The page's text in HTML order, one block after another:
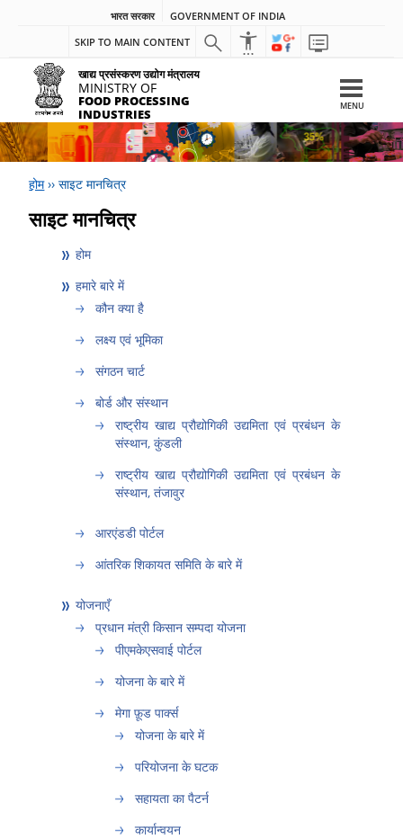
भारत सरकार
GOVERNMENT OF INDIA
SKIP TO MAIN CONTENT
खाद्य प्रसंस्करण उद्योग मंत्रालय
MINISTRY OF
FOOD PROCESSING
INDUSTRIES
MENU
होम››साइट मानचित्र
साइट मानचित्र
होम
हमारे बारे में
कौन क्या है
लक्ष्‍य एवं भूमिका
संगठन चार्ट
बोर्ड और संस्थान
राष्ट्रीय खाद्य प्रौद्योगिकी उद्यमिता एवं प्रबंधन के
संस्थान, कुंडली
राष्ट्रीय खाद्य प्रौद्योगिकी उद्यमिता एवं प्रबंधन के
संस्थान, तंजावुर
आरएंडडी पोर्टल
आंतरिक शिकायत समिति के बारे में
योजनाएँ
प्रधान मंत्री किसान सम्पदा योजना
पीएमकेएसवाई पोर्टल
योजना के बारे में
मेगा फ़ूड पार्क्स
योजना के बारे में
परियोजना के घटक
सहायता का पैटर्न
कार्यान्वयन